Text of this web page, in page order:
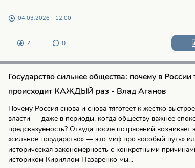
04.03.2026 - 12:00
7 0
Государство сильнее общества: почему в России
происходит КАЖДЫЙ раз - Влад Аганов
Почему Россия снова и снова тяготеет к жёстко
власти — даже в периоды, когда обществу важнее
предсказуемость? Откуда после потрясений возникает
«сильное государство» — это миф про «особый путь»
историческая закономерность с конкретными
историком Кириллом Назаренко мы...